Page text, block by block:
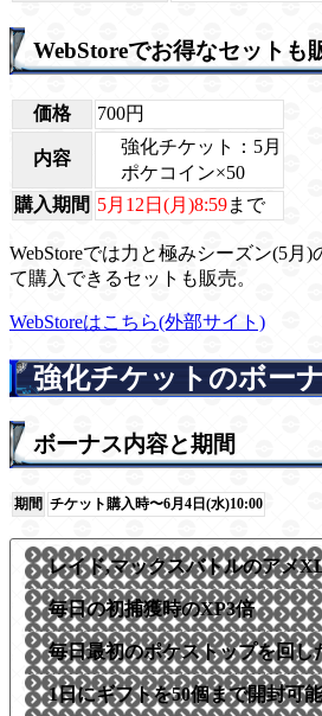
WebStoreでお得なセットも
価格 700円
内容
強化チケット：5月
ポケコイン×50
購入期間 5月12日(月)8:59まで
WebStoreでは力と極みシーズン(5月
て購入できるセットも販売。
WebStoreはこちら(外部サイト)
強化チケットのボー
ボーナス内容と期間
期間 チケット購入時〜6月4日(水)10:00
レイド,マックスバトルのアメ
毎日の初捕獲時のXP3倍
毎日最初のポケストップを回し
1日にギフトを50個まで開封可能